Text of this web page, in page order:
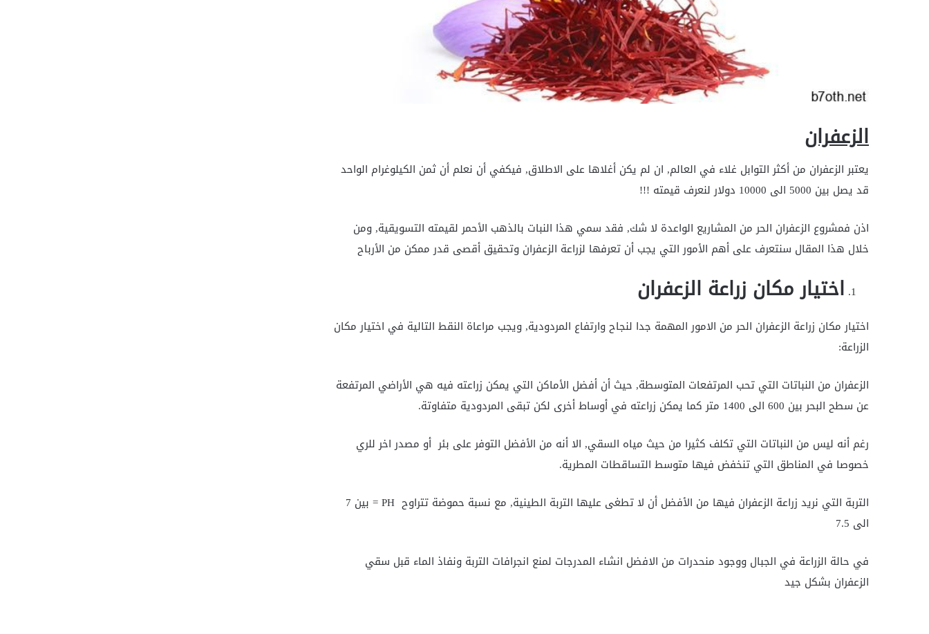
الزعفران
يعتبر الزعفران من أكثر التوابل غلاء في العالم, ان لم يكن أغلاها على الاطلاق, فيكفي أن نعلم أن ثمن الكيلوغرام الواحد
قد يصل بين 5000 الى 10000 دولار لنعرف قيمته !!!
اذن فمشروع الزعفران الحر من المشاريع الواعدة لا شك, فقد سمي هذا النبات بالذهب الأحمر لقيمته التسويقية, ومن
خلال هذا المقال سنتعرف على أهم الأمور التي يجب أن تعرفها لزراعة الزعفران وتحقيق أقصى قدر ممكن من الأرباح
اختيار مكان زراعة الزعفران
اختيار مكان زراعة الزعفران الحر من الامور المهمة جدا لنجاح وارتفاع المردودية, ويجب مراعاة النقط التالية في اختيار مكان
الزراعة:
الزعفران من النباتات التي تحب المرتفعات المتوسطة, حيث أن أفضل الأماكن التي يمكن زراعته فيه هي الأراضي المرتفعة
عن سطح البحر بين 600 الى 1400 متر كما يمكن زراعته في أوساط أخرى لكن تبقى المردودية متفاوتة.
رغم أنه ليس من النباتات التي تكلف كثيرا من حيث مياه السقي, الا أنه من الأفضل التوفر على بئر أو مصدر اخر للري
خصوصا في المناطق التي تنخفض فيها متوسط التساقطات المطرية.
التربة التي نريد زراعة الزعفران فيها من الأفضل أن لا تطغى عليها التربة الطينية, مع نسبة حموضة تتراوح PH = بين 7
الى 7.5
في حالة الزراعة في الجبال ووجود منحدرات من الافضل انشاء المدرجات لمنع انجرافات التربة ونفاذ الماء قبل سقي
الزعفران بشكل جيد